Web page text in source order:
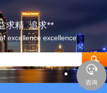
求精 追求**
excellence excellence
咨询